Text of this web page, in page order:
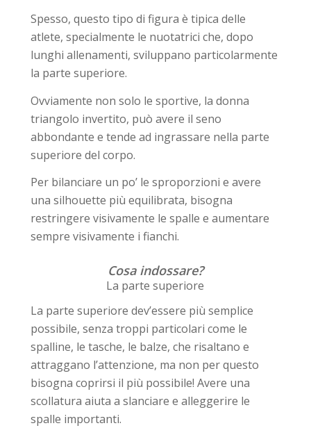
Spesso, questo tipo di figura è tipica delle
atlete, specialmente le nuotatrici che, dopo
lunghi allenamenti, sviluppano particolarmente
la parte superiore.
Ovviamente non solo le sportive, la donna
triangolo invertito, può avere il seno
abbondante e tende ad ingrassare nella parte
superiore del corpo.
Per bilanciare un po’ le sproporzioni e avere
una silhouette più equilibrata, bisogna
restringere visivamente le spalle e aumentare
sempre visivamente i fianchi.
Cosa indossare?
La parte superiore
La parte superiore dev’essere più semplice
possibile, senza troppi particolari come le
spalline, le tasche, le balze, che risaltano e
attraggano l’attenzione, ma non per questo
bisogna coprirsi il più possibile! Avere una
scollatura aiuta a slanciare e alleggerire le
spalle importanti.